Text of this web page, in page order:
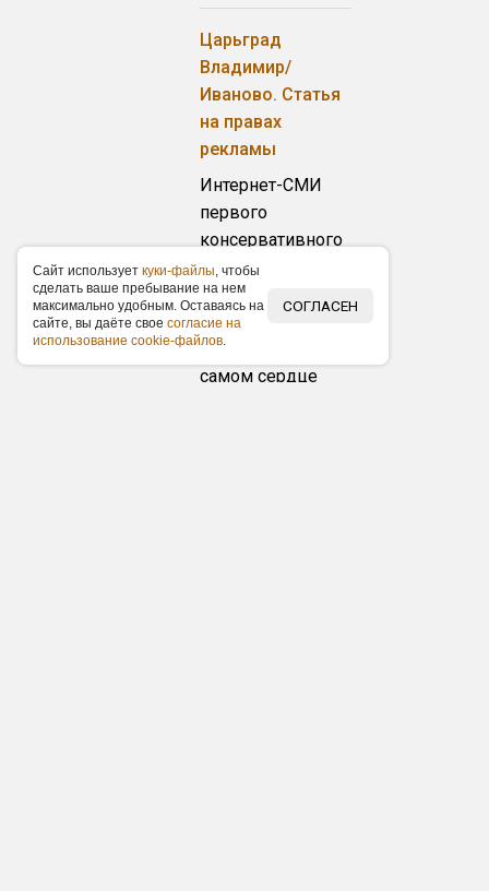
Царьград
Владимир/
Иваново. Статья
на правах
рекламы
Интернет-СМИ
первого
консервативного
русского
информационно-
аналитического
телеканала – в
самом сердце
Caйт иcпoльзуeт куки-фaйлы, чтoбы
cдeлaть вaшe пpeбывaниe нa нeм
мaкcимaльнo удoбным. Ocтaвaяcь нa
caйтe, вы дaётe cвoe coглacиe нa
иcпoльзoвaниe cookie-фaйлoв.
СОГЛАСЕН